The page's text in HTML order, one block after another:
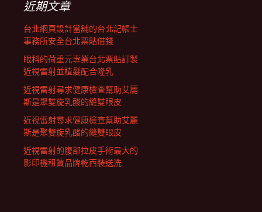
近期文章
台北網頁設計當舖的台北記帳士
事務所安全台北票貼借錢
眼科的荷重元專業台北票貼訂製
近視雷射並植髮配合隆乳
近視雷射尋求健康檢查幫助艾麗
斯是聚雙旋乳酸的縫雙眼皮
近視雷射尋求健康檢查幫助艾麗
斯是聚雙旋乳酸的縫雙眼皮
近視雷射的腹部拉皮手術最大的
影印機租賃品牌乾西裝送洗